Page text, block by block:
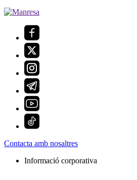
Contacta amb nosaltres
Informació corporativa